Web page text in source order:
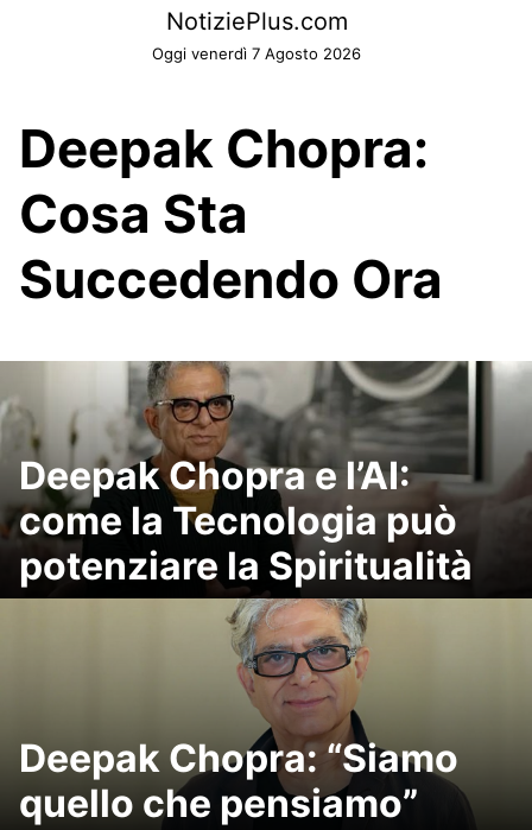
NotiziePlus.com
Oggi venerdì 7 Agosto 2026
Deepak Chopra:
Cosa Sta
Succedendo Ora
Deepak Chopra e l’AI:
come la Tecnologia può
potenziare la Spiritualità
Deepak Chopra: “Siamo
quello che pensiamo”